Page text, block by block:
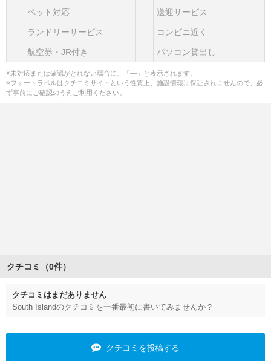
― ペット対応 ― 送迎サービス
― ランドリーサービス ― コンビニ近く
― 航空券・JR付き ― パソコン貸出し
※未対応または確認がとれない場合に、「―」と表示されます。
※フォートラベルはクチコミサイトという性質上、施設情報は保証されませんので、必
ず事前にご確認のうえご利用ください。
クチコミ（0件）
クチコミはまだありません
South Islandのクチコミを一番最初に書いてみませんか？
クチコミを投稿する